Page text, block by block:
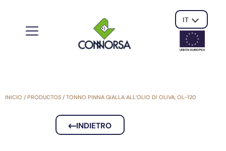
IT
UNIÓN EUROPEA
INICIO / PRODUCTOS / TONNO PINNA GIALLA ALL’OLIO DI OLIVA, OL-120
INDIETRO